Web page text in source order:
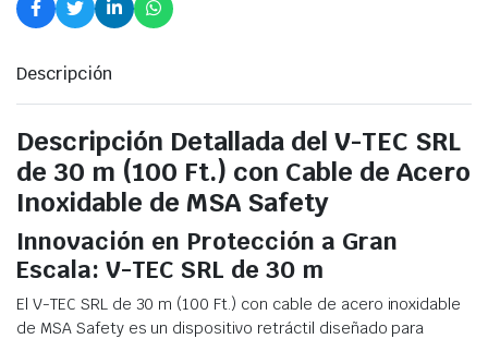
Descripción
Descripción Detallada del V-TEC SRL
de 30 m (100 Ft.) con Cable de Acero
Inoxidable de MSA Safety
Innovación en Protección a Gran
Escala: V-TEC SRL de 30 m
El V-TEC SRL de 30 m (100 Ft.) con cable de acero inoxidable
de MSA Safety es un dispositivo retráctil diseñado para